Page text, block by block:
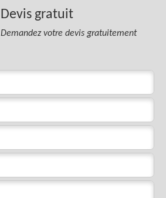
Devis gratuit
Demandez votre devis gratuitement